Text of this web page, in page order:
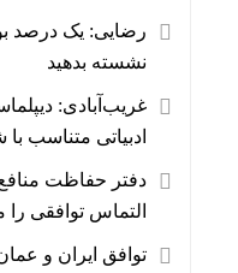
رضایی: یک درصد
نشسته بدهید
غریب‌آبادی:
ادبیاتی متناسب
دفتر حفاظت
التماس توافقی
توافق ایران و